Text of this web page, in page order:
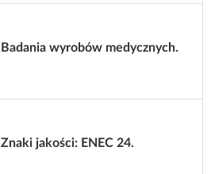
Badania wyrobów medycznych.
Znaki jakości: ENEC 24.